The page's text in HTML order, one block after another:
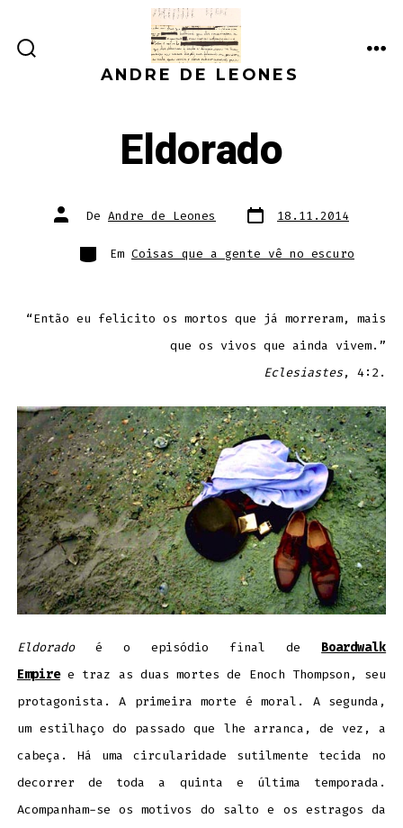
direto
PESQUISAANDRE DE LEONES
Eldorado
Autor
do De Andre de Leones Data
do
18.11.2014
Categorias
Em Coisas que a gente vê no escuro
“Então eu felicito os mortos que já morreram, mais
que os vivos que ainda vivem.”
Eclesiastes, 4:2.
Eldoradoé o episódio final de Boardwalk
Empiree traz as duas mortes de Enoch Thompson, seu
protagonista. A primeira morte é moral. A segunda,
um estilhaço do passado que lhe arranca, de vez, a
cabeça. Há uma circularidade sutilmente tecida no
decorrer de toda a quinta e última temporada.
Acompanham-se os motivos do salto e os estragos da